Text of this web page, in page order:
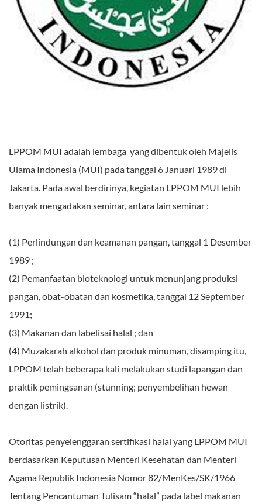
LPPOM MUI adalah lembaga yang dibentuk oleh Majelis
Ulama Indonesia (MUI) pada tanggal 6 Januari 1989 di
Jakarta. Pada awal berdirinya, kegiatan LPPOM MUI lebih
banyak mengadakan seminar, antara lain seminar :
(1) Perlindungan dan keamanan pangan, tanggal 1 Desember
1989 ;
(2) Pemanfaatan bioteknologi untuk menunjang produksi
pangan, obat-obatan dan kosmetika, tanggal 12 September
1991;
(3) Makanan dan labelisai halal ; dan
(4) Muzakarah alkohol dan produk minuman, disamping itu,
LPPOM telah beberapa kali melakukan studi lapangan dan
praktik pemingsanan (stunning; penyembelihan hewan
dengan listrik).
Otoritas penyelenggaran sertifikasi halal yang LPPOM MUI
berdasarkan Keputusan Menteri Kesehatan dan Menteri
Agama Republik Indonesia Nomor 82/MenKes/SK/1966
Tentang Pencantuman Tulisam “halal” pada label makanan